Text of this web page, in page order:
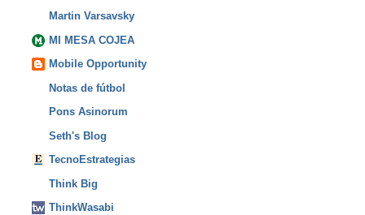
Martin Varsavsky
MI MESA COJEA
Mobile Opportunity
Notas de fútbol
Pons Asinorum
Seth's Blog
TecnoEstrategias
Think Big
ThinkWasabi